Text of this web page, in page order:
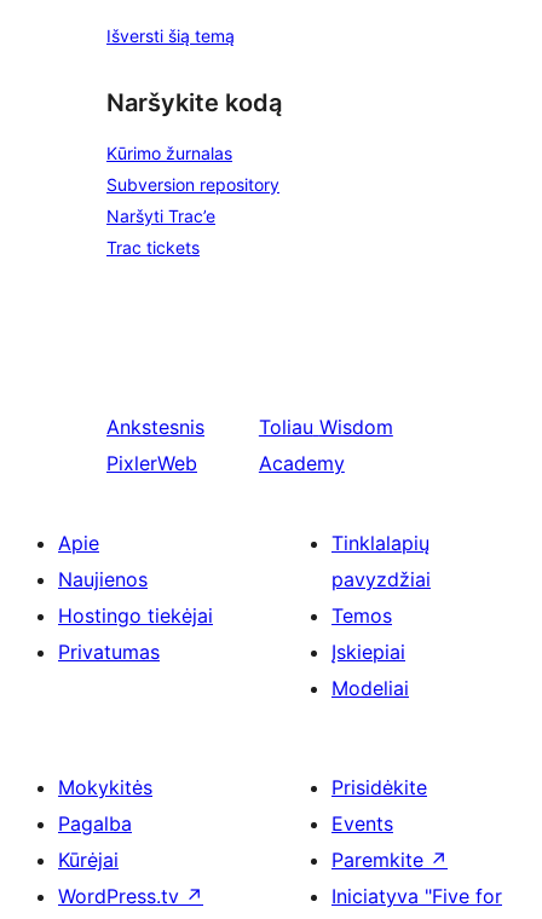
Išversti šią temą
Naršykite kodą
Kūrimo žurnalas
Subversion repository
Naršyti Trac’e
Trac tickets
Ankstesnis
PixlerWeb
Toliau Wisdom
Academy
Apie
Naujienos
Hostingo tiekėjai
Privatumas
Tinklalapių
pavyzdžiai
Temos
Įskiepiai
Modeliai
Mokykitės
Pagalba
Kūrėjai
WordPress.tv ↗
Prisidėkite
Events
Paremkite ↗
Iniciatyva "Five for